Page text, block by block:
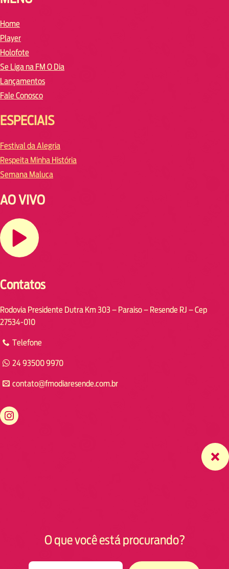
Home
Player
Holofote
Se Liga na FM O Dia
Lançamentos
Fale Conosco
ESPECIAIS
Festival da Alegria
Respeita Minha História
Semana Maluca
AO VIVO
Contatos
Rodovia Presidente Dutra Km 303 – Paraiso – Resende RJ – Cep
27534-010
Telefone
24 93500 9970
contato@fmodiaresende.com.br
https://www.instagram.com/fmodiaresende
O que você está procurando?